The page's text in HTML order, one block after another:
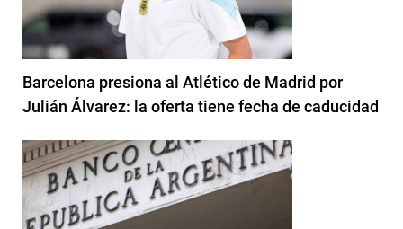
Barcelona presiona al Atlético de Madrid por
Julián Álvarez: la oferta tiene fecha de caducidad